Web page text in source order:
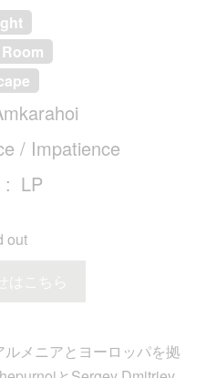
/ Impatience
LP
out
はこちら
メニアとヨーロッパを拠